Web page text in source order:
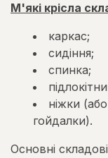
М'які крісла
каркас;
сидіння;
спинка;
ніжки
гойдалки).
Основні